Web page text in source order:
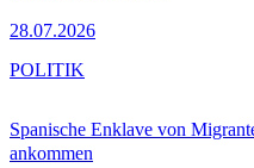
28.07.2026
Spanische Enklave von
ankommen
POLITIK